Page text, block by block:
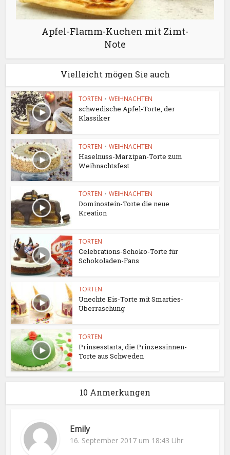
Apfel-Flamm-Kuchen mit Zimt-
Note
Vielleicht mögen Sie auch
TORTEN • WEIHNACHTEN
schwedische Apfel-Torte, der
Klassiker
TORTEN • WEIHNACHTEN
Haselnuss-Marzipan-Torte zum
Weihnachtsfest
TORTEN • WEIHNACHTEN
Dominostein-Torte die neue
Kreation
TORTEN
Celebrations-Schoko-Torte für
Schokoladen-Fans
TORTEN
Unechte Eis-Torte mit Smarties-
Überraschung
TORTEN
Prinsesstarta, die Prinzessinnen-
Torte aus Schweden
10 Anmerkungen
Emily
16. September 2017 um 18:43 Uhr